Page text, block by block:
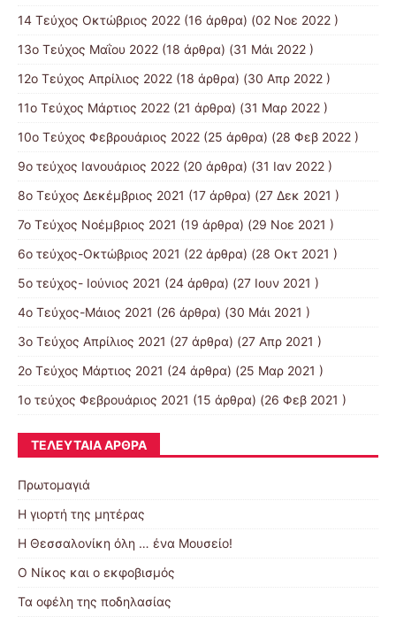
14 Tεύχος Οκτώβριος 2022 (16 άρθρα) (02 Νοε 2022 )
13ο Τεύχος Μαΐου 2022 (18 άρθρα) (31 Μάι 2022 )
12ο Τεύχος Απρίλιος 2022 (18 άρθρα) (30 Απρ 2022 )
11o Tεύχος Μάρτιος 2022 (21 άρθρα) (31 Μαρ 2022 )
10o Tεύχος Φεβρουάριος 2022 (25 άρθρα) (28 Φεβ 2022 )
9o τεύχος Ιανουάριος 2022 (20 άρθρα) (31 Ιαν 2022 )
8o Tεύχος Δεκέμβριος 2021 (17 άρθρα) (27 Δεκ 2021 )
7o Τεύχος Νοέμβριος 2021 (19 άρθρα) (29 Νοε 2021 )
6ο τεύχος-Οκτώβριος 2021 (22 άρθρα) (28 Οκτ 2021 )
5ο τεύχος- Ιούνιος 2021 (24 άρθρα) (27 Ιουν 2021 )
4o Tεύχος-Μάιος 2021 (26 άρθρα) (30 Μάι 2021 )
3ο Τεύχος Απρίλιος 2021 (27 άρθρα) (27 Απρ 2021 )
2o Tεύχος Μάρτιος 2021 (24 άρθρα) (25 Μαρ 2021 )
1ο τεύχος Φεβρουάριος 2021 (15 άρθρα) (26 Φεβ 2021 )
ΤΕΛΕΥΤΑΊΑ ΆΡΘΡΑ
Πρωτομαγιά
Η γιορτή της μητέρας
Η Θεσσαλονίκη όλη … ένα Μουσείο!
Ο Νίκος και ο εκφοβισμός
Τα οφέλη της ποδηλασίας